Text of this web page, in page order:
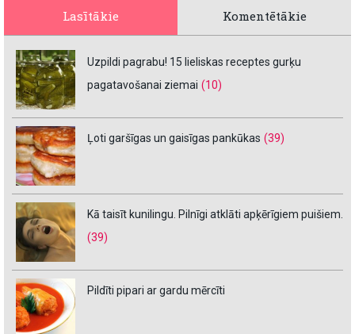
Lasītākie Komentētākie
Uzpildi pagrabu! 15 lieliskas receptes gurķu
pagatavošanai ziemai (10)
Ļoti garšīgas un gaisīgas pankūkas (39)
Kā taisīt kunilingu. Pilnīgi atklāti apķērīgiem puišiem.
(39)
Pildīti pipari ar gardu mērcīti